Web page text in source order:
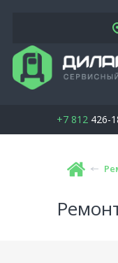
+7 812426-